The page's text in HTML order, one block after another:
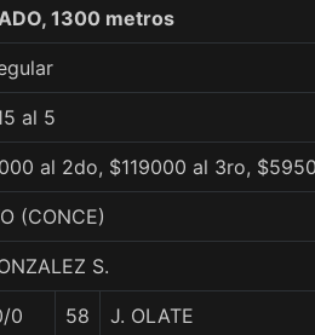
1300 metros
al 5
al 2do, $119000 al 3ro,
(CONCE)
S.
0 58 J. OLATE